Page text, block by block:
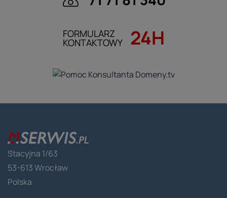
FORMULARZ
KONTAKTOWY 24H
Stacyjna 1/63
53-613 Wrocław
Polska